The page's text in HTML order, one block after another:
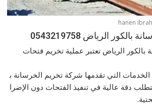
الرياض 0543219758
بالكور الرياض تعتبر عملية تخريم فتحات
التي تقدمها شركة تخريم الخرسانة ب
دقة عالية في تنفيذ الفتحات دون الإضرا